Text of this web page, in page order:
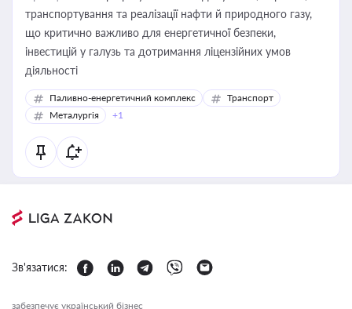
транспортування та реалізації нафти й природного газу,
що критично важливо для енергетичної безпеки,
інвестицій у галузь та дотримання ліцензійних умов
діяльності
Паливно-енергетичний комплекс
Транспорт
Металургія
+1
Зв'язатися:
забезпечує український бізнес